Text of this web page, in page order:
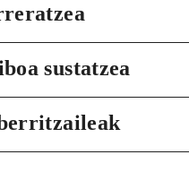
sustatzea